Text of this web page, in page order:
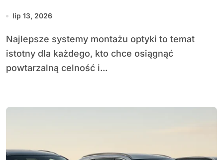
lip 13, 2026
Najlepsze systemy montażu optyki to temat
istotny dla każdego, kto chce osiągnąć
powtarzalną celność i...